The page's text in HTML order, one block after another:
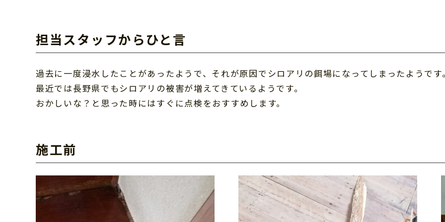
担当スタッフからひと言
過去に一度浸水したことがあったようで、それが原因でシロアリの餌場になってしまったようです
最近では長野県でもシロアリの被害が増えてきているようです。
おかしいな？と思った時にはすぐに点検をおすすめします。
施工前